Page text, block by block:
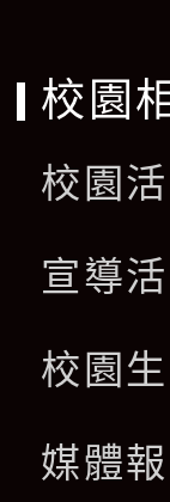
校園
校園
宣導
校園
媒體